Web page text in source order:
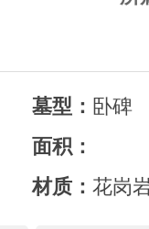
墓型： 卧碑
面积：
材质： 花岗